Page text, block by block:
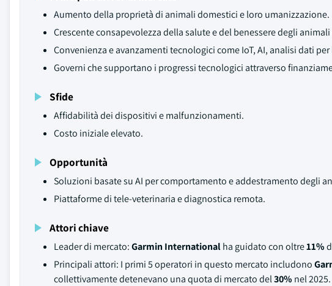
Aumento della proprietà di animali domestici e loro umanizzazione.
Crescente consapevolezza della salute e del benessere degli
Convenienza e avanzamenti tecnologici come IoT, AI, analisi dati
Governi che supportano i progressi tecnologici attraverso
Sfide
Affidabilità dei dispositivi e malfunzionamenti.
Costo iniziale elevato.
Opportunità
Soluzioni basate su AI per comportamento e addestramento degli
Piattaforme di tele-veterinaria e diagnostica remota.
Attori chiave
Leader di mercato:Garmin Internationalha guidato con oltre11%
Principali attori: I primi 5 operatori in questo mercato includono
collettivamente detenevano una quota di mercato del30% nel 2025.